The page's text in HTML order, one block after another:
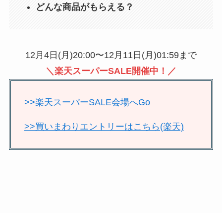
どんな商品がもらえる？
12月4日(月)20:00〜12月11日(月)01:59まで
＼楽天スーパーSALE開催中！／
>>楽天スーパーSALE会場へGo
>>買いまわりエントリーはこちら(楽天)